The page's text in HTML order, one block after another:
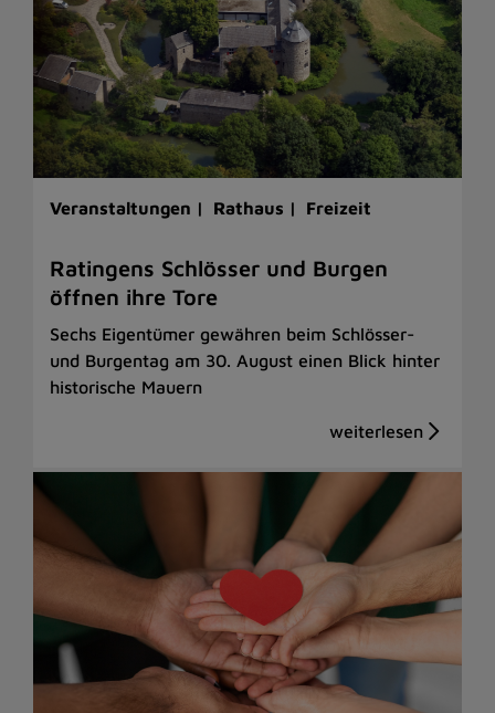
Veranstaltungen | Rathaus | Freizeit
Ratingens Schlösser und Burgen
öffnen ihre Tore
Sechs Eigentümer gewähren beim Schlösser-
und Burgentag am 30. August einen Blick hinter
historische Mauern